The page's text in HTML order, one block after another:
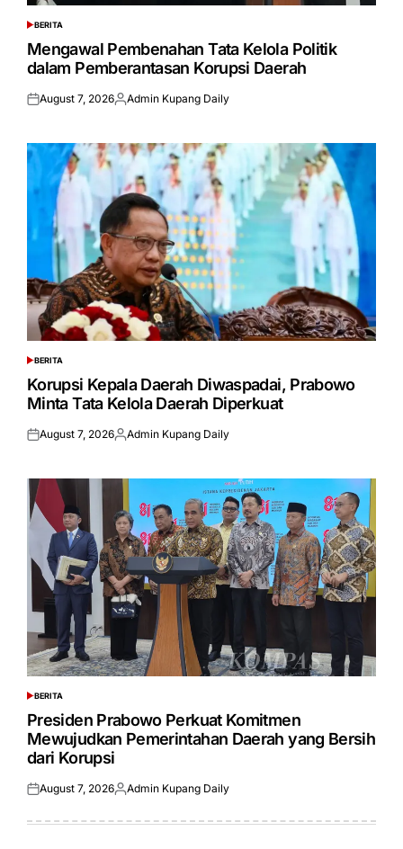
POSTED
IN
BERITA
Mengawal Pembenahan Tata Kelola Politik
dalam Pemberantasan Korupsi Daerah
Posted
August 7, 2026Posted
Admin Kupang Daily
POSTED
IN
BERITA
Korupsi Kepala Daerah Diwaspadai, Prabowo
Minta Tata Kelola Daerah Diperkuat
Posted
August 7, 2026Posted
Admin Kupang Daily
POSTED
IN
BERITA
Presiden Prabowo Perkuat Komitmen
Mewujudkan Pemerintahan Daerah yang Bersih
dari Korupsi
Posted
August 7, 2026Posted
Admin Kupang Daily